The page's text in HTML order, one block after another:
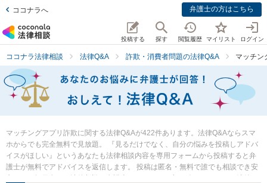
ココナラへ 弁護士の方はこちら
投稿する 探す 閲覧履歴 マイリスト ログイン
ココナラ法律相談 法律Q&A 詐欺・消費者問題の法律Q&A マッチン
マッチングアプリ詐欺に関する法律Q&Aが422件あります。法律Q&Aならスマ
ホからでも完全無料で見放題。 『見るだけでなく、自分の悩みを投稿しアドバ
イスがほしい』というあなたも法律相談内容を専用フォームから投稿すると弁
護士が無料でアドバイスを返信します。 投稿は匿名・無料で誰でも相談でき安
心です。毎日多くの法律相談に弁護士がアドバイス中。 今すぐあなたの法律の